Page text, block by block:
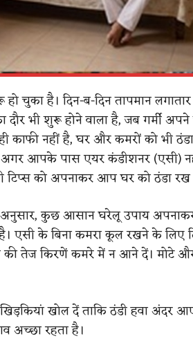
चुका है। दिन-ब-दिन तापमान
भी शुरू होने वाला है, जब गर्मी अपने
काफी नहीं है, घर और कमरों को भी
आपके पास एयर कंडीशनर (एसी)
टिप्स को अपनाकर आप घर को ठंडा
कुछ आसान घरेलू उपाय
एसी के बिना कमरा कूल रखने के लिए
की तेज किरणें कमरे में न आने दें। मोटे
खोल दें ताकि ठंडी हवा अंदर
अच्छा रहता है।